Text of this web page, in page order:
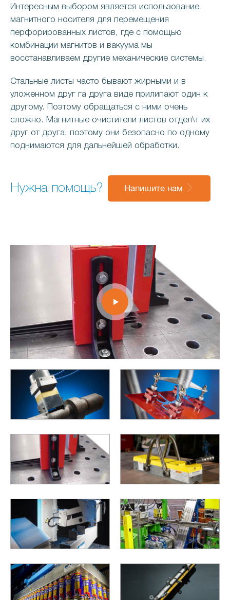
Интересным выбором является использование
магнитного носителя для перемещения
перфорированных листов, где с помощью
комбинации магнитов и вакуума мы
восстанавливаем другие механические системы.
Стальные листы часто бывают жирными и в
уложенном друг га друга виде прилипают один к
другому. Поэтому обращаться с ними очень
сложно. Магнитные очистители листов отдел\т их
друг от друга, поэтому они безопасно по одному
поднимаются для дальнейшей обработки.
Нужна помощь? Напишите нам